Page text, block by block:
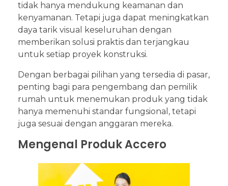
tidak hanya mendukung keamanan dan
kenyamanan. Tetapi juga dapat meningkatkan
daya tarik visual keseluruhan dengan
memberikan solusi praktis dan terjangkau
untuk setiap proyek konstruksi.
Dengan berbagai pilihan yang tersedia di pasar,
penting bagi para pengembang dan pemilik
rumah untuk menemukan produk yang tidak
hanya memenuhi standar fungsional, tetapi
juga sesuai dengan anggaran mereka.
Mengenal Produk Accero